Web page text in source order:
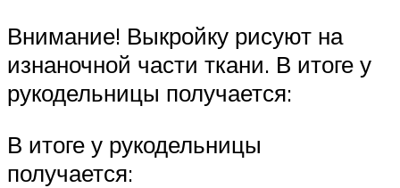
Внимание! Выкройку рисуют на
изнаночной части ткани. В итоге у
рукодельницы получается:
В итоге у рукодельницы
получается: